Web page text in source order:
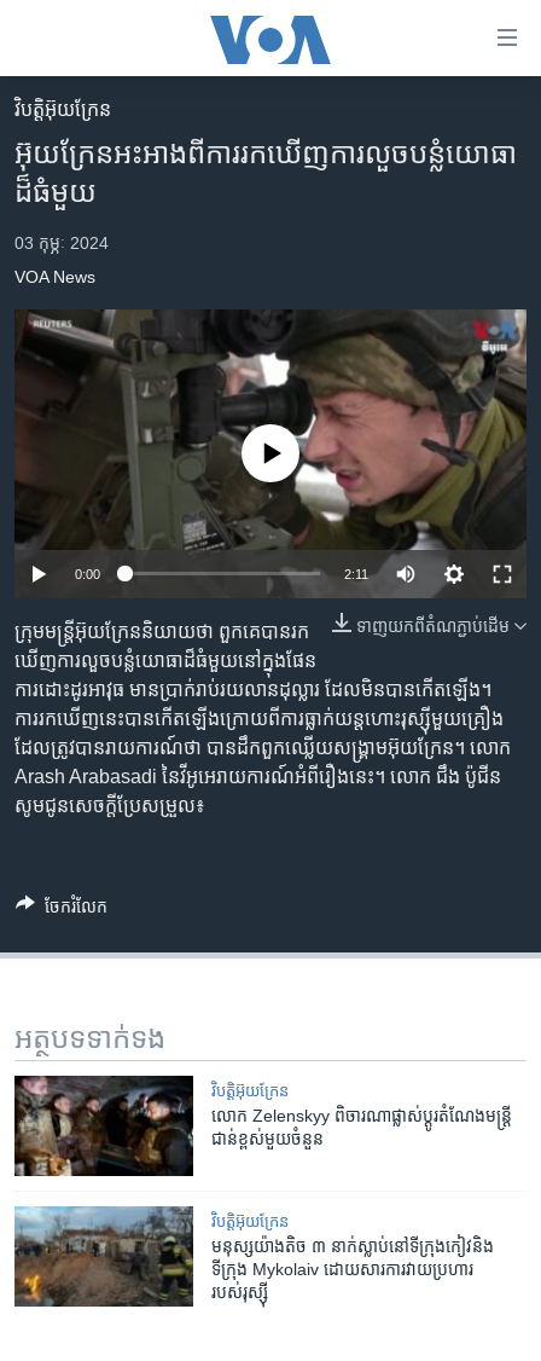
គេហទំព័រ​
ទាក់ទង
រំលង​
និង​
ទៅ​​
ទំព័រ​
ព័ត៌មាន​​
ទៅ​
ទំព័រ​
រចនា
សម្ព័ន្ធ​
និង​
ចូល​
ទៅ​
កាន់​
ទំព័រ​
ស្វែង​
រក
កម្ពុជា
អន្តរជាតិ
អាមេរិក
ចិន
កម្ពុជាច្នៃប្រតិដ្ឋ
ព្រឹត្តិការណ៍ព័ត៌មាន
កម្មវិធីទាំងអស់
Khmer English
បណ្តាញ​សង្គម
ភាសា
វិបត្តិអ៊ុយក្រែន
អ៊ុយក្រែន​អះអាង​ពី​ការរកឃើញ​ការលួច​បន្លំ​យោធា​
ដ៏​ធំ​មួយ
03 កុម្ភៈ 2024
VOA News
No media source currently available
0:00 2:11
ទាញ​យក​ពី​តំណភ្ជាប់​ដើម
ក្រុម​មន្ត្រី​អ៊ុយក្រែន​និយាយ​ថា ​ពួកគេ​បាន​រក​
ឃើញ​ការ​លួច​បន្លំ​យោធា​ដ៏​ធំ​មួយ​នៅ​ក្នុង​ផែន​
ការ​ដោះដូរ​អាវុធ ​មានប្រាក់​រាប់​រយ​លាន​ដុល្លារ​ ដែល​មិន​បាន​កើត​ឡើង។ ​
ការរក​ឃើញ​នេះ​បាន​កើត​​ឡើង​ក្រោយពី​ការ​ធ្លាក់​យន្តហោះ​រុស្ស៊ី​មួយ​គ្រឿង​​
ដែល​ត្រូវ​បាន​រាយ​ការណ៍​ថា​ បាន​ដឹកពួក​ឈ្លើយ​សង្គ្រាម​អ៊ុយក្រែន។ ​លោក ​
Arash Arabasadi នៃ​វីអូអេ​រាយ​ការណ៍​អំពី​រឿង​នេះ។​ លោក ជឹង ប៉ូជីន
សូមជូនសេចក្តីប្រែសម្រួល៖
ចែករំលែក
អត្ថបទ​ទាក់ទង
វិបត្តិអ៊ុយក្រែន
លោក Zelenskyy ពិចារណា​ផ្លាស់ប្តូរ​​តំណែង​មន្ត្រី​
ជាន់ខ្ពស់​មួយ​ចំនួន
វិបត្តិអ៊ុយក្រែន
មនុស្សយ៉ាងតិច ៣ នាក់ស្លាប់នៅទីក្រុងកៀវនិង
ទីក្រុង Mykolaiv ដោយសារការវាយប្រហារ
របស់រុស្ស៊ី